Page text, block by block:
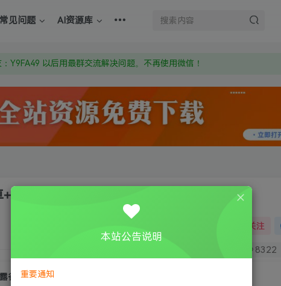
常见问题 AI资源库
上证书和内容链接
激活码也是解压密码
苹果版
关注
8322
谷物语/Stardew Valley 中文版 赠安卓+苹果版
本站公告说明
重要通知